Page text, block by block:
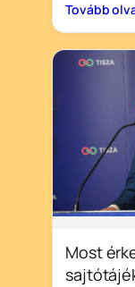
Tovább
Most